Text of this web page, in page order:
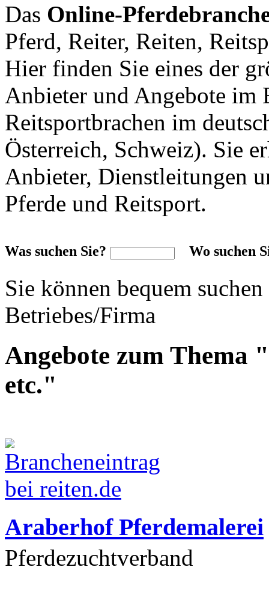
Das Online-
Pferd, Reiter, Reiten,
Hier finden Sie eines der
Anbieter und Angebote im
Reitsportbrachen im
Österreich, Schweiz). Sie
Anbieter, Dienstleitungen
Pferde und Reitsport.
Was suchen Sie? Wo suchen
Sie können bequem
Betriebes/Firma
Angebote zum Thema
etc."
Araberhof Pferdemalerei
Pferdezuchtverband